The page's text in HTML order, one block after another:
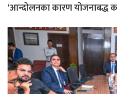
‘आन्दोलनका कारण योजनाबद्ध